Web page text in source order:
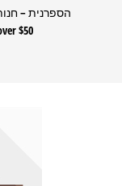
הספרנית –
$50